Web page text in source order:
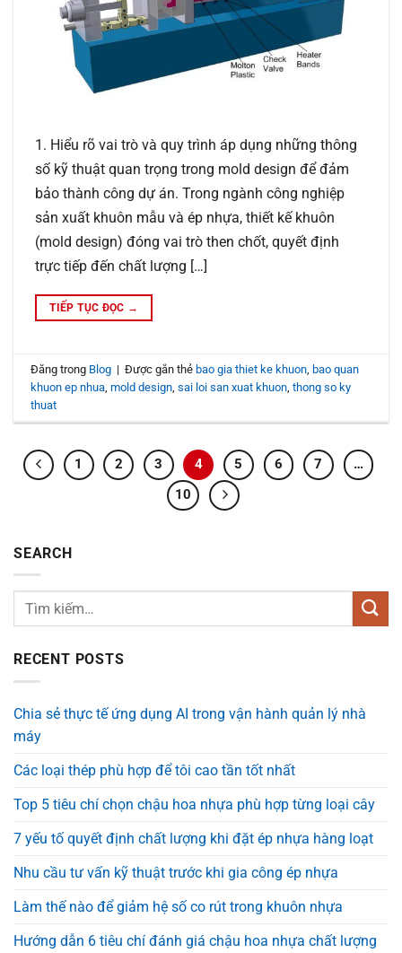
1. Hiểu rõ vai trò và quy trình áp dụng những thông
số kỹ thuật quan trọng trong mold design để đảm
bảo thành công dự án. Trong ngành công nghiệp
sản xuất khuôn mẫu và ép nhựa, thiết kế khuôn
(mold design) đóng vai trò then chốt, quyết định
trực tiếp đến chất lượng […]
TIẾP TỤC ĐỌC →
Đăng trong Blog | Được gắn thẻbao gia thiet ke khuon ,bao quan
khuon ep nhua ,mold design ,sai loi san xuat khuon ,thong so ky
thuat
1 2 3 4 5 6 7
…
10
SEARCH
RECENT POSTS
Chia sẻ thực tế ứng dụng AI trong vận hành quản lý nhà
máy
Các loại thép phù hợp để tôi cao tần tốt nhất
Top 5 tiêu chí chọn chậu hoa nhựa phù hợp từng loại cây
7 yếu tố quyết định chất lượng khi đặt ép nhựa hàng loạt
Nhu cầu tư vấn kỹ thuật trước khi gia công ép nhựa
Làm thế nào để giảm hệ số co rút trong khuôn nhựa
Hướng dẫn 6 tiêu chí đánh giá chậu hoa nhựa chất lượng